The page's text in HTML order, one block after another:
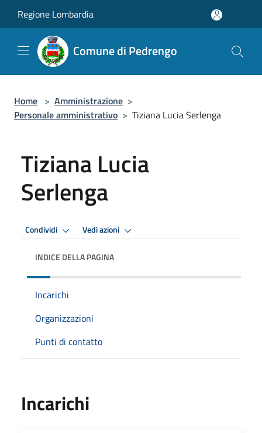
Regione Lombardia
Comune di Pedrengo
Home > Amministrazione >
Personale amministrativo > Tiziana Lucia Serlenga
Tiziana Lucia
Serlenga
Condividi Vedi azioni
INDICE DELLA PAGINA
Incarichi
Organizzazioni
Punti di contatto
Incarichi